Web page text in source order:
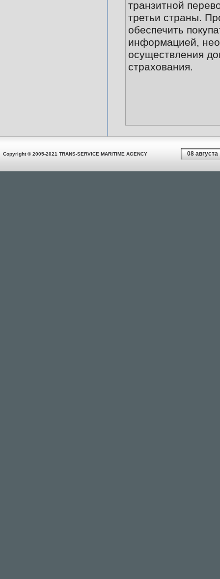
транзитной
третьи страны.
обеспечить
информацией,
осуществления
страхования.
Copyright © 2005-2021 TRANS-SERVICE MARITIME AGENCY 08 августа